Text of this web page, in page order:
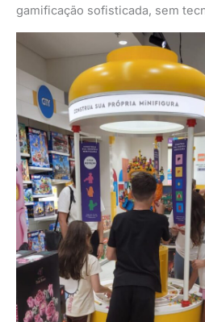
gamificação sofisticada, sem